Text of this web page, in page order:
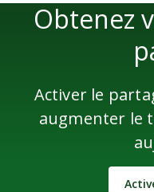
Obtenez
Activer le
augmenter le